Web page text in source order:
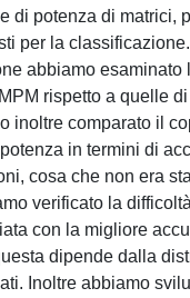
di potenza di matrici,
per la
abbiamo esaminato
rispetto a quelle
inoltre comparato il
in termini di
cosa che non era
verificato la
con la migliore
dipende dalla
Inoltre abbiamo